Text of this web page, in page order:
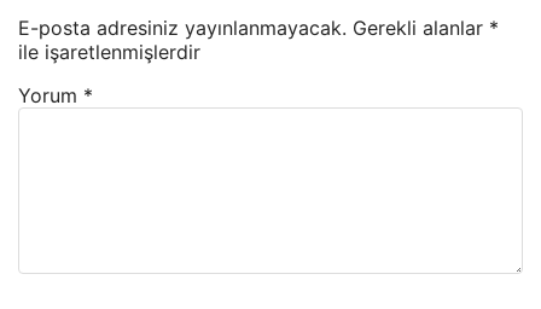
E-posta adresiniz yayınlanmayacak. Gerekli alanlar *
ile işaretlenmişlerdir
Yorum *